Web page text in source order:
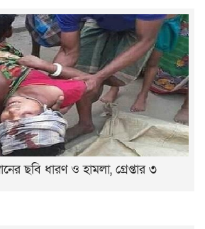
ছবি ধারণ ও হামলা, গ্রেপ্তার ৩